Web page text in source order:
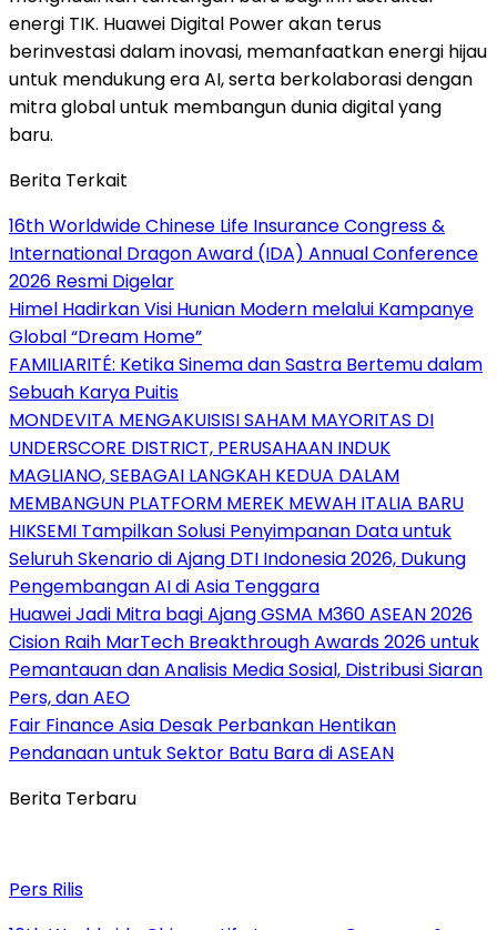
energi TIK. Huawei Digital Power akan terus
berinvestasi dalam inovasi, memanfaatkan energi hijau
untuk mendukung era AI, serta berkolaborasi dengan
mitra global untuk membangun dunia digital yang
baru.
Berita Terkait
16th Worldwide Chinese Life Insurance Congress &
International Dragon Award (IDA) Annual Conference
2026 Resmi Digelar
Himel Hadirkan Visi Hunian Modern melalui Kampanye
Global “Dream Home”
FAMILIARITÉ: Ketika Sinema dan Sastra Bertemu dalam
Sebuah Karya Puitis
MONDEVITA MENGAKUISISI SAHAM MAYORITAS DI
UNDERSCORE DISTRICT, PERUSAHAAN INDUK
MAGLIANO, SEBAGAI LANGKAH KEDUA DALAM
MEMBANGUN PLATFORM MEREK MEWAH ITALIA BARU
HIKSEMI Tampilkan Solusi Penyimpanan Data untuk
Seluruh Skenario di Ajang DTI Indonesia 2026, Dukung
Pengembangan AI di Asia Tenggara
Huawei Jadi Mitra bagi Ajang GSMA M360 ASEAN 2026
Cision Raih MarTech Breakthrough Awards 2026 untuk
Pemantauan dan Analisis Media Sosial, Distribusi Siaran
Pers, dan AEO
Fair Finance Asia Desak Perbankan Hentikan
Pendanaan untuk Sektor Batu Bara di ASEAN
Berita Terbaru
Pers Rilis